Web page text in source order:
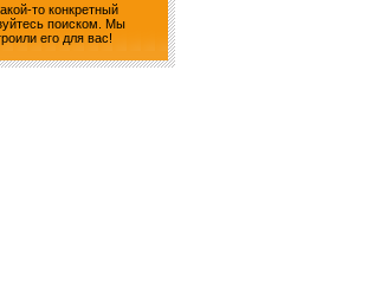
то конкретный
поиском. Мы
его для вас!